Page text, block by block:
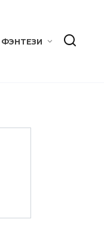
ФЭНТЕЗИ